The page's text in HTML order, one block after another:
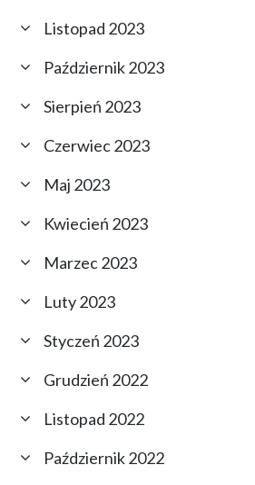
Listopad 2023
Październik 2023
Sierpień 2023
Czerwiec 2023
Maj 2023
Kwiecień 2023
Marzec 2023
Luty 2023
Styczeń 2023
Grudzień 2022
Listopad 2022
Październik 2022